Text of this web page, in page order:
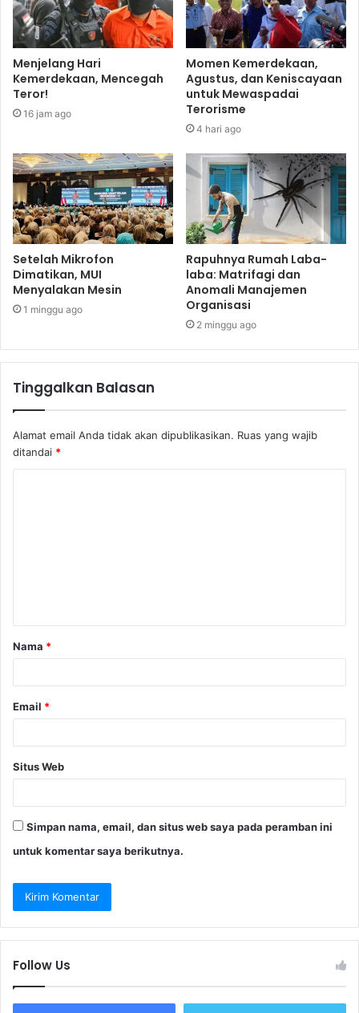
Menjelang Hari
Kemerdekaan, Mencegah
Teror!
16 jam ago
Momen Kemerdekaan,
Agustus, dan Keniscayaan
untuk Mewaspadai
Terorisme
4 hari ago
Setelah Mikrofon
Dimatikan, MUI
Menyalakan Mesin
1 minggu ago
Rapuhnya Rumah Laba-
laba: Matrifagi dan
Anomali Manajemen
Organisasi
2 minggu ago
Tinggalkan Balasan
Alamat email Anda tidak akan dipublikasikan. Ruas yang wajib
ditandai *
a
r
Nama *
Email *
Situs Web
Simpan nama, email, dan situs web saya pada peramban ini
untuk komentar saya berikutnya.
Follow Us